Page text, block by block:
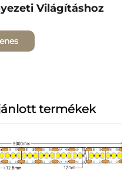
Világításhoz
termékek